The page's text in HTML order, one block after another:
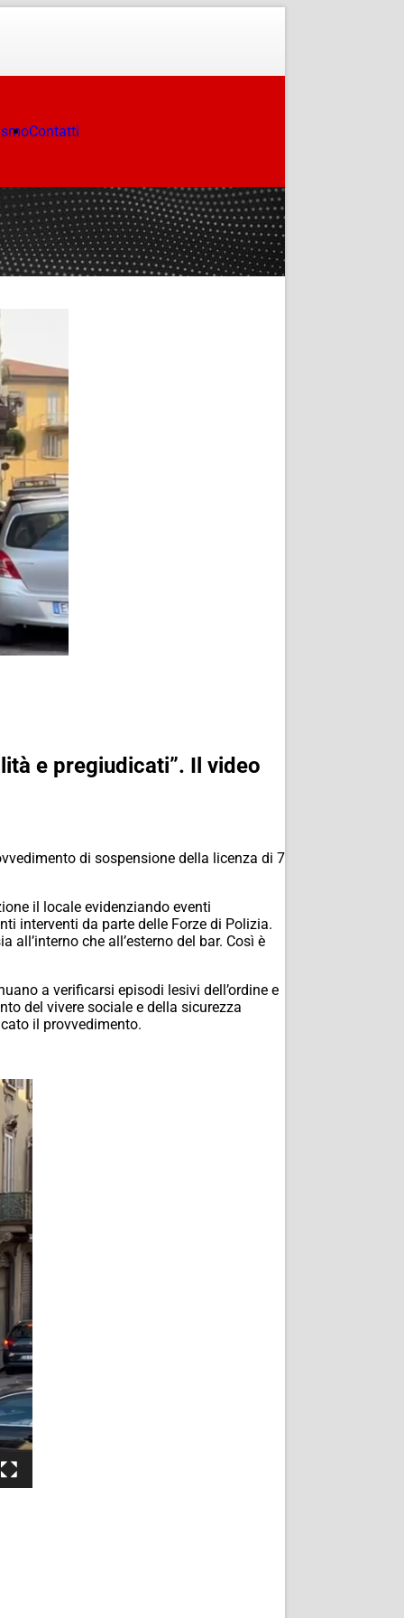
Contatti
e pregiudicati”. Il video
di sospensione della licenza di 7
il locale evidenziando eventi
interventi da parte delle Forze di Polizia.
che all’esterno del bar. Così è
a verificarsi episodi lesivi dell’ordine e
del vivere sociale e della sicurezza
il provvedimento.